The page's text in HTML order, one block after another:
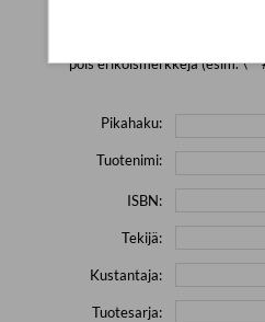
pois erikoismerkkejä (esim. \' "
Pikahaku:
Tuotenimi:
ISBN:
Tekijä:
Kustantaja:
Tuotesarja: